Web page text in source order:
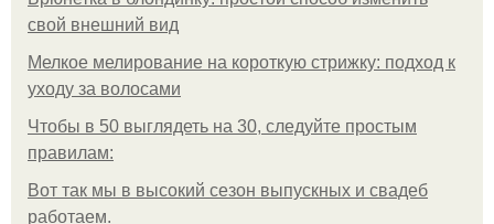
свой внешний вид
Мелкое мелирование на короткую стрижку: подход к
уходу за волосами
Чтобы в 50 выглядеть на 30, следуйте простым
правилам:
Вот так мы в высокий сезон выпускных и свадеб
работаем.